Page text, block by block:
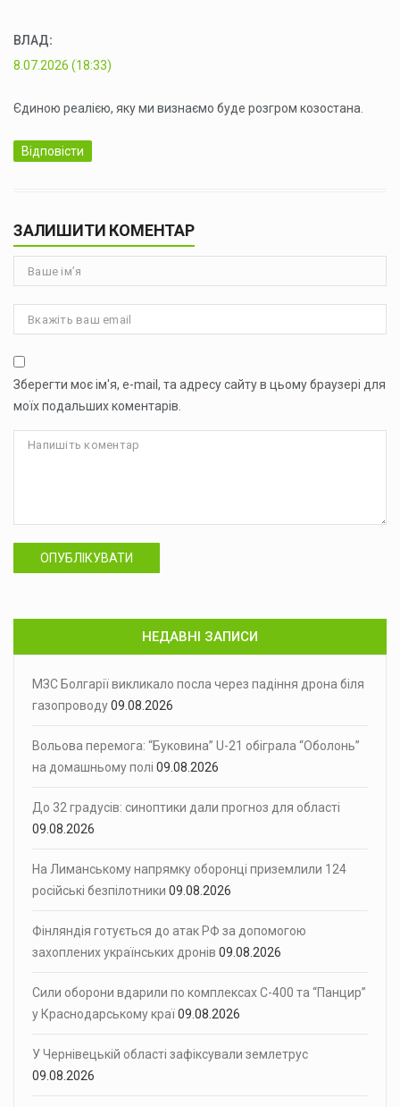
ВЛАД:
8.07.2026 (18:33)
Єдиною реалією, яку ми визнаємо буде розгром козостана.
Відповісти
ЗАЛИШИТИ КОМЕНТАР
Зберегти моє ім'я, e-mail, та адресу сайту в цьому браузері для
моїх подальших коментарів.
ОПУБЛІКУВАТИ
НЕДАВНІ ЗАПИСИ
МЗС Болгарії викликало посла через падіння дрона біля
газопроводу09.08.2026
Вольова перемога: “Буковина” U-21 обіграла “Оболонь”
на домашньому полі 09.08.2026
До 32 градусів: синоптики дали прогноз для області
09.08.2026
На Лиманському напрямку оборонці приземлили 124
російські безпілотники 09.08.2026
Фінляндія готується до атак РФ за допомогою
захоплених українських дронів 09.08.2026
Сили оборони вдарили по комплексах С-400 та “Панцир”
у Краснодарському краї09.08.2026
У Чернівецькій області зафіксували землетрус
09.08.2026